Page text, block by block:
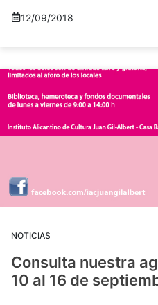
12/09/2018
NOTICIAS
Consulta nuestra
10 al 16 de